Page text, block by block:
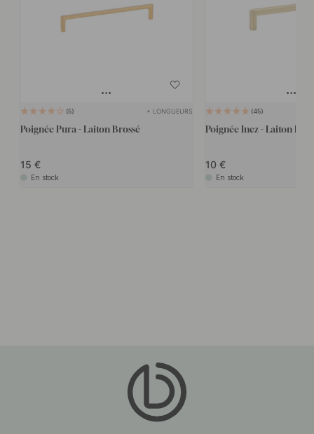
5 + LONGUEURS
Poignée Pura - Laiton Brossé
15
En stock
45
Poignée Inez - Laiton
10
En stock